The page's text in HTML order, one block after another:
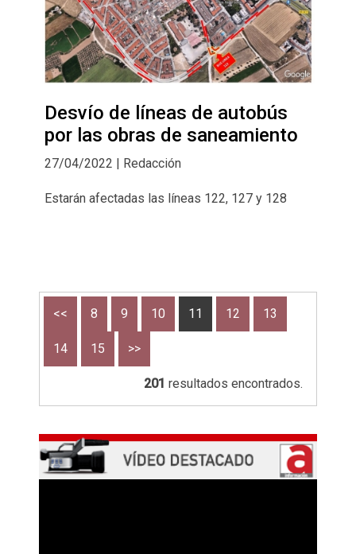
Desvío de líneas de autobús
por las obras de saneamiento
27/04/2022 | Redacción
Estarán afectadas las líneas 122, 127 y 128
<< 8 9 10 11 12 13
14 15 >>
201 resultados encontrados.